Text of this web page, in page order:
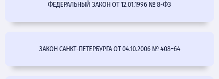
ФЕДЕРАЛЬНЫЙ ЗАКОН ОТ 12.01.1996 № 8-ФЗ
ЗАКОН САНКТ-ПЕТЕРБУРГА ОТ 04.10.2006 № 408−64